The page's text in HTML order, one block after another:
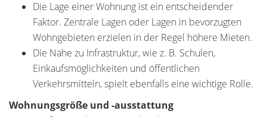
Die Lage einer Wohnung ist ein entscheidender
Faktor. Zentrale Lagen oder Lagen in bevorzugten
Wohngebieten erzielen in der Regel höhere Mieten.
Die Nähe zu Infrastruktur, wie z. B. Schulen,
Einkaufsmöglichkeiten und öffentlichen
Verkehrsmitteln, spielt ebenfalls eine wichtige Rolle.
Wohnungsgröße und -ausstattung